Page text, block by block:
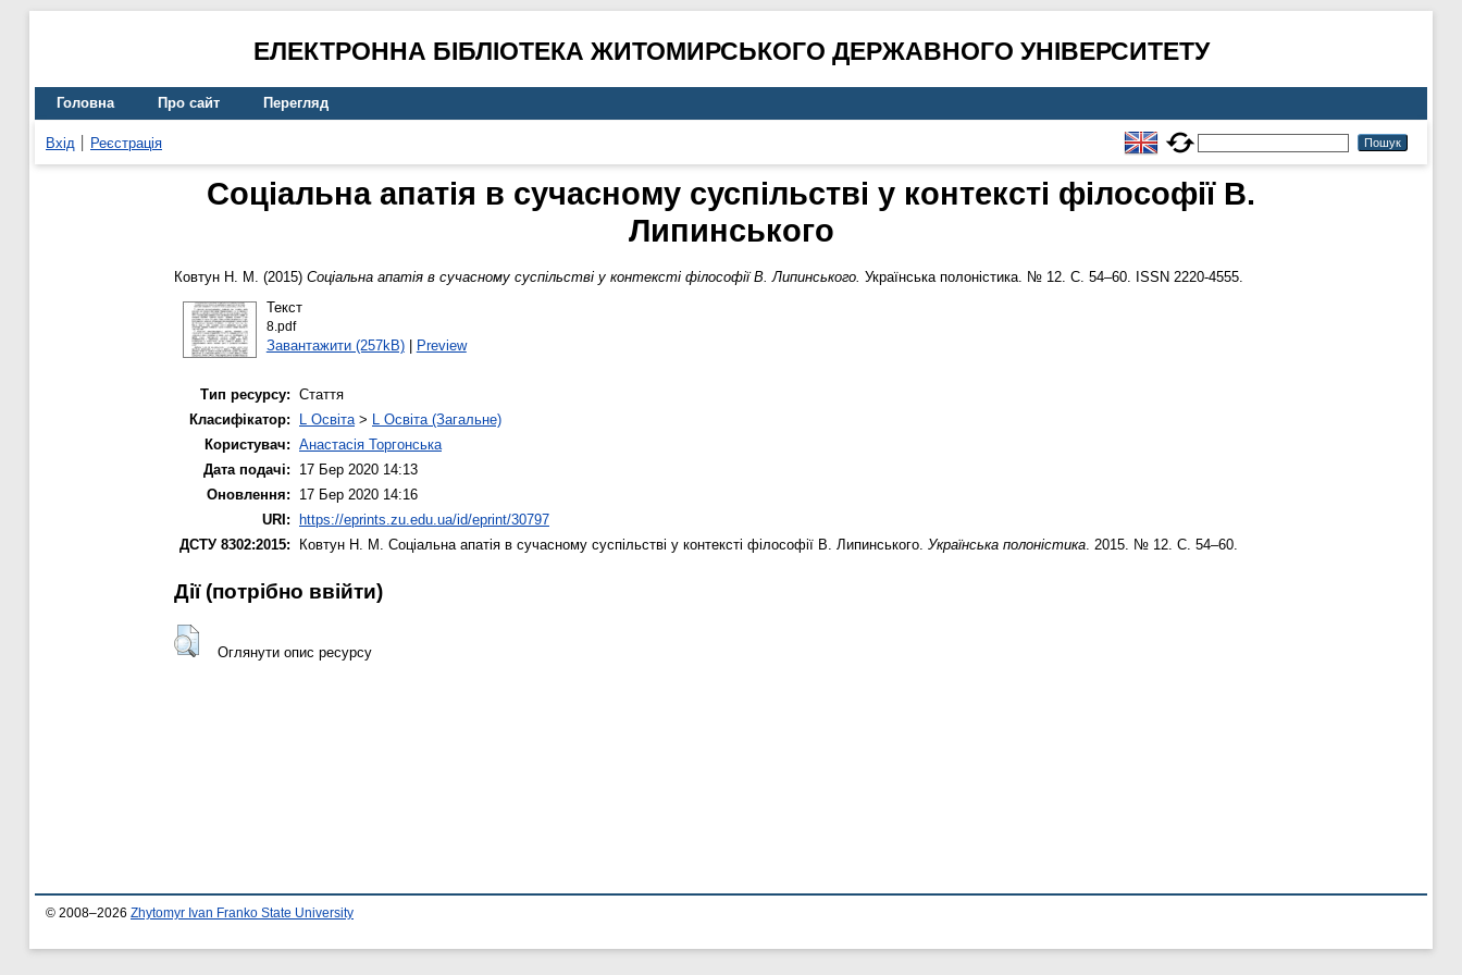
ЕЛЕКТРОННА БІБЛІОТЕКА ЖИТОМИРСЬКОГО ДЕРЖАВНОГО УНІВЕРСИТЕТУ
Головна Про сайт Перегляд
Вхід Реєстрація
Соціальна апатія в сучасному суспільстві у контексті філософії В.
Липинського
Ковтун Н. М. (2015) Соціальна апатія в сучасному суспільстві у контексті філософії В. Липинського. Українська полоністика. № 12. С. 54–60. ISSN 2220-4555.
Текст
8.pdf
Завантажити (257kB)| Preview
Тип ресурсу: Стаття
Класифікатор:
L Освіта> L Освіта (Загальне)
Користувач: Анастасія Торгонська
Дата подачі:
17 Бер 2020 14:13
Оновлення:
17 Бер 2020 14:16
URI:
https://eprints.zu.edu.ua/id/eprint/30797
ДСТУ 8302:2015:
Ковтун Н. М. Соціальна апатія в сучасному суспільстві у контексті філософії В. Липинського. Українська полоністика. 2015. № 12. С. 54–60.
Дії ​​(потрібно ввійти)
Оглянути опис ресурсу
© 2008–2026 Zhytomyr Ivan Franko State University